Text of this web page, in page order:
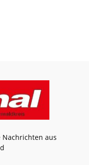
Nachrichten aus